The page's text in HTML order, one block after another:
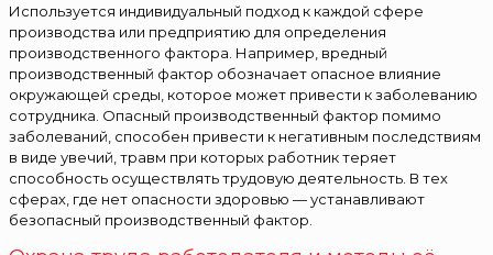
Используется индивидуальный подход к каждой сфере
производства или предприятию для определения
производственного фактора. Например, вредный
производственный фактор обозначает опасное влияние
окружающей среды, которое может привести к заболеванию
сотрудника. Опасный производственный фактор помимо
заболеваний, способен привести к негативным последствиям
в виде увечий, травм при которых работник теряет
способность осуществлять трудовую деятельность. В тех
сферах, где нет опасности здоровью — устанавливают
безопасный производственный фактор.